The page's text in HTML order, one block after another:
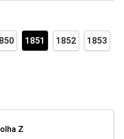
1851 1852
1853
Z